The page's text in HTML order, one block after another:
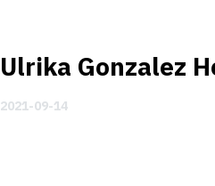
Ulrika Gonzalez
2021-09-14